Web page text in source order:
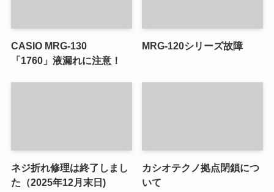
CASIO MRG-130
「1760」液漏れに注意！
MRG-120シリーズ故障
ネジ折れ修理は終了しまし
た（2025年12月末日)
カシオテクノ拠点閉鎖につ
いて